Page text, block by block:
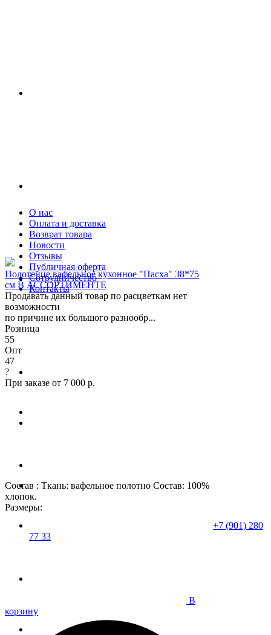
Состав : Ткань: вафельное полотно Состав: 100%
хлопок.
Размеры:
В
корзину
Полотенце вафельное кухонное "Пасха" 38*75
см В АССОРТИМЕНТЕ
Продавать данный товар по расцветкам нет
возможности
по причине их большого разнообр...
Розница
55
Опт
47
?
При заказе от 7 000 р.
О нас
Оплата и доставка
Возврат товара
Новости
Отзывы
Публичная оферта
Сотрудничество
Контакты
+7 (901) 280
77 33